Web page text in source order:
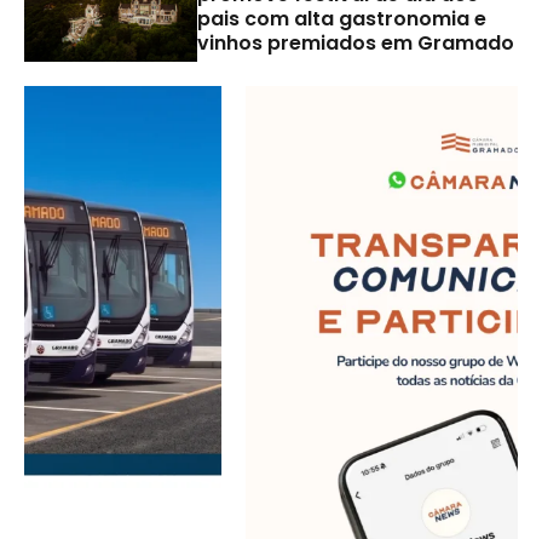
pais com alta gastronomia e
vinhos premiados em Gramado